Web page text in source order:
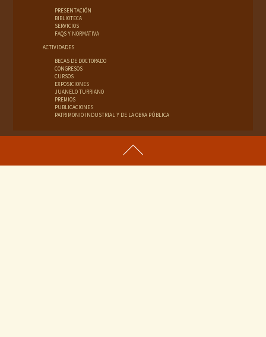
PRESENTACIÓN
BIBLIOTECA
SERVICIOS
FAQS Y NORMATIVA
ACTIVIDADES
BECAS DE DOCTORADO
CONGRESOS
CURSOS
EXPOSICIONES
JUANELO TURRIANO
PREMIOS
PUBLICACIONES
PATRIMONIO INDUSTRIAL Y DE LA OBRA PÚBLICA